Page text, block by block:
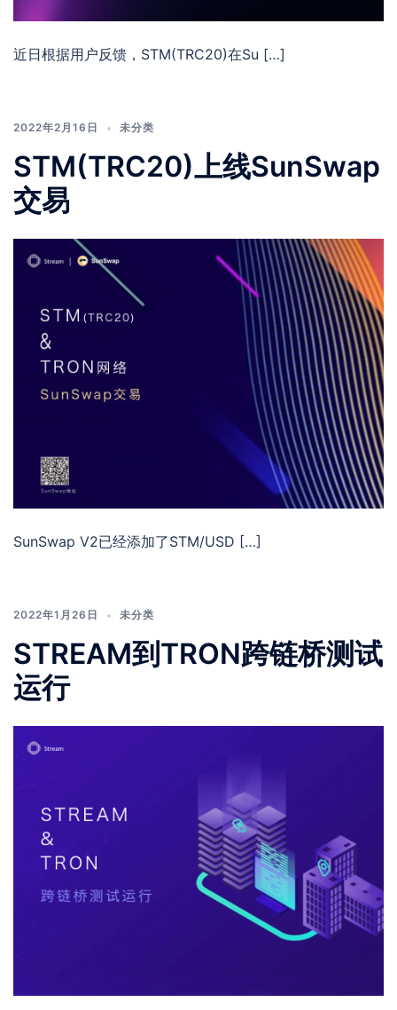
近日根据用户反馈，STM(TRC20)在Su […]
2022年2月16日 未分类
STM(TRC20)上线SunSwap
交易
SunSwap V2已经添加了STM/USD […]
2022年1月26日 未分类
STREAM到TRON跨链桥测试
运行